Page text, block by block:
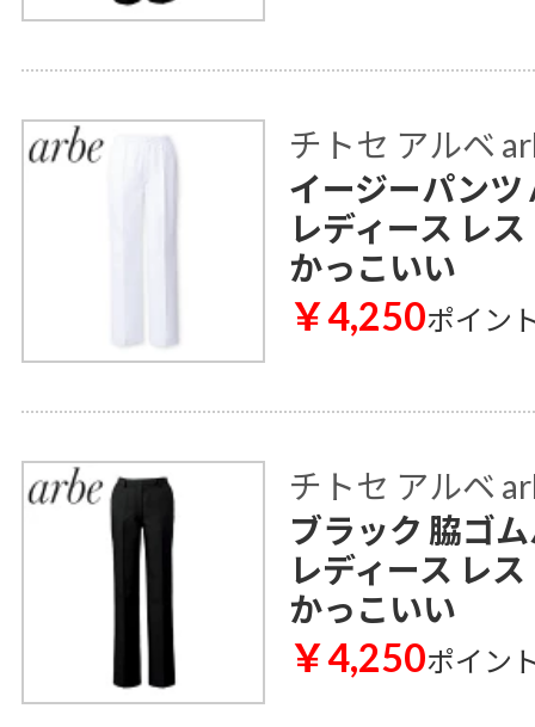
チトセ アルベ
イージーパンツ
レディース レ
かっこいい
￥4,250ポイン
チトセ アルベ
ブラック 脇ゴ
レディース レ
かっこいい
￥4,250ポイン